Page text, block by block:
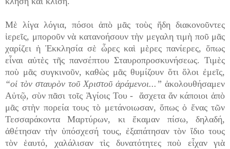
Μὲ λίγα λόγια, πόσοι ἀπὸ μᾶς τοὺς ἤδη διακονοῦντες
ἱερεῖς, μποροῦν νὰ κατανοήσουν τὴν μεγαλη τιμὴ ποῦ μᾶς
χαρίζει ἡ Ἐκκλησία σὲ ὧρες καὶ μὲρες πανίερες, ὅπως
εἶναι αὐτὲς τῆς πανσέπτου Σταυροπροσκυνήσεως. Τιμὲς
ποὺ μᾶς συγκινοῦν, καθὼς μᾶς θυμίζουν ὅτι ὅλοι ἐμεῖς,
“οἱ τὸν σταυρὸν τοῦ Χριστοῦ ἀράμενοι...” ἀκολουθήσαμεν
Αὐτῷ, σὺν πᾶσι τοῖς Ἁγίοις Του - ἄσχετα ἄν κάποιοι ἀπὸ
μᾶς στὴν πορεία τους τὸ μετάνοιωσαν, ὅπως ὁ ἕνας τῶν
Τεσσαράκοντα Μαρτύρων, κι ἔκαμαν πίσω, δηλαδή,
ἀθέτησαν τὴν ὑπόσχεσή τους, ἐξαπάτησαν τὸν ἴδιο τους
τὸν ἑαυτό, χαλάλισαν τὶς δυνατότητες ποὺ εἶχαν γιὰ